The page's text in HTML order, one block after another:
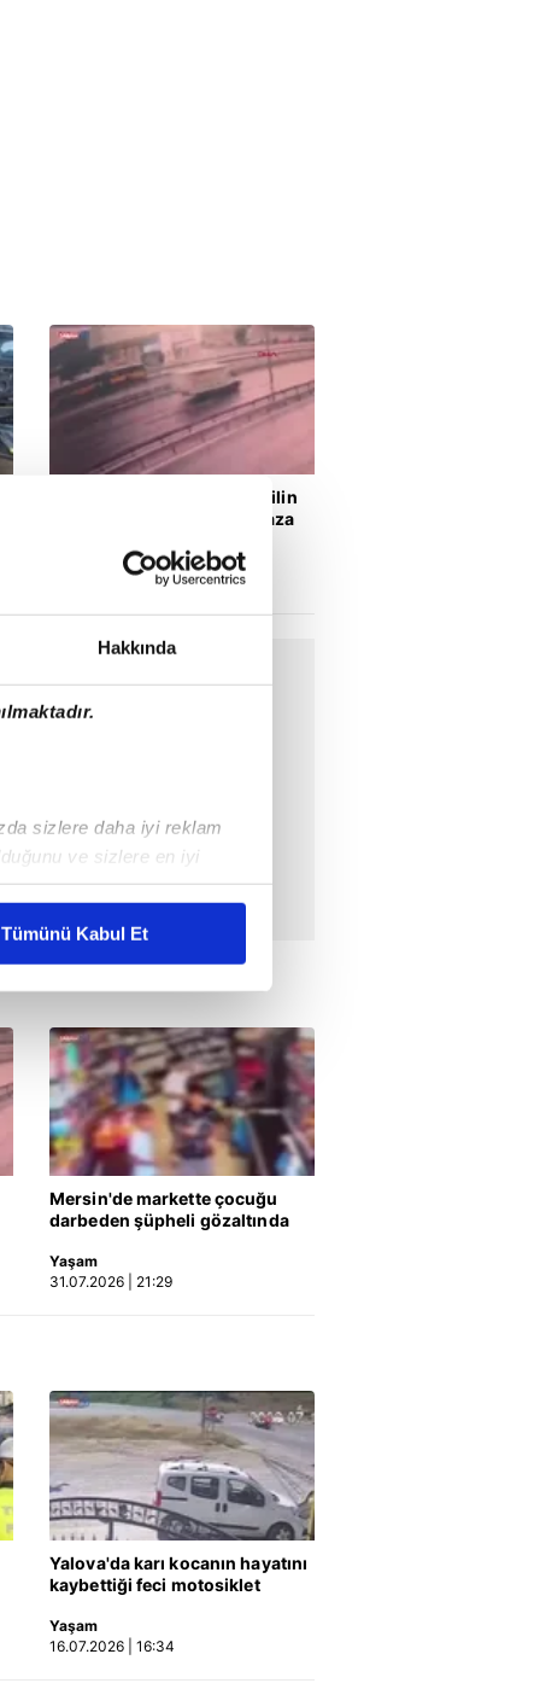
Hakkında
sizlere daha iyi reklam
ve sizlere en iyi
karşılamak
kullanılmaktadır. Bu
sunulması
ve sizlere yönelik
detaylı bilgi için Ayarlar
ve sitemizde ilgili
Tümünü Kabul Et
Küçükçekmece'de otomobilin
İETT otobüsüne çarptığı kaza
05.08.2026 | 14:28
Mersin'de markette çocuğu
darbeden şüpheli gözaltında
Yaşam
31.07.2026 | 21:29
Yalova'da karı kocanın hayatını
kaybettiği feci motosiklet
yansıdı | Video
Yaşam
16.07.2026 | 16:34